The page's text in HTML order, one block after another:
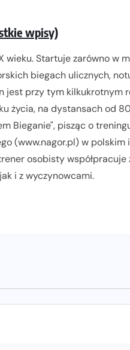
wpisy)
wieku. Startuje zarówno w
biegach ulicznych,
jest przy tym kilkukrotnym
życia, na dystansach od
Bieganie", pisząc o
(www.nagor.pl) w
osobisty współpracuje
i z wyczynowcami.